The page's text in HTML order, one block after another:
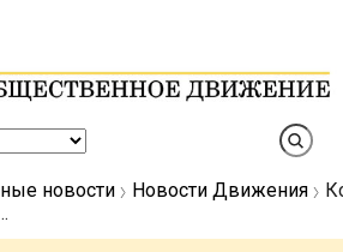
новости Новости Движения